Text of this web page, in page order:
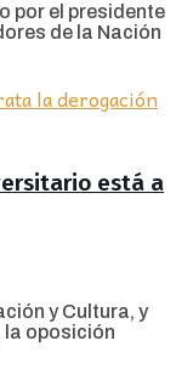
por el presidente
de la Nación
está a
y Cultura, y
la oposición